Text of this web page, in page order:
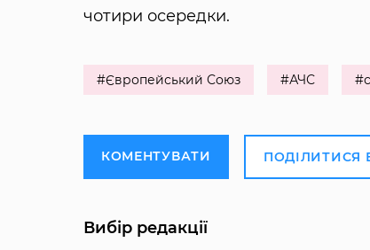
чотири осередки.
#Європейський Союз #АЧС
КОМЕНТУВАТИ ПОДІЛИТИСЯ
Вибір редакції